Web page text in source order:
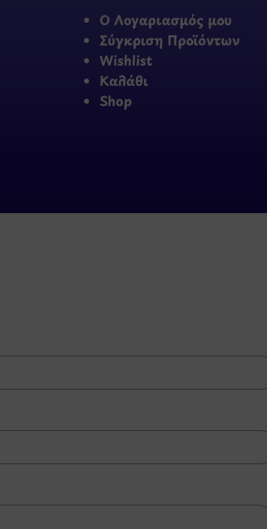
Ο Λογαριασμός μου
Σύγκριση Προϊόντων
Wishlist
Καλάθι
Shop